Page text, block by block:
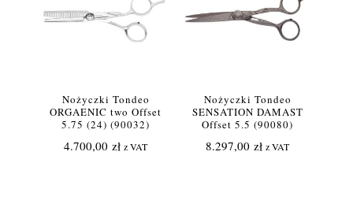
Nożyczki Tondeo
ORGAENIC two Offset
5.75 (24) (90032)
4.700,00 zł z VAT
Nożyczki Tondeo
SENSATION DAMAST
Offset 5.5 (90080)
8.297,00 zł z VAT